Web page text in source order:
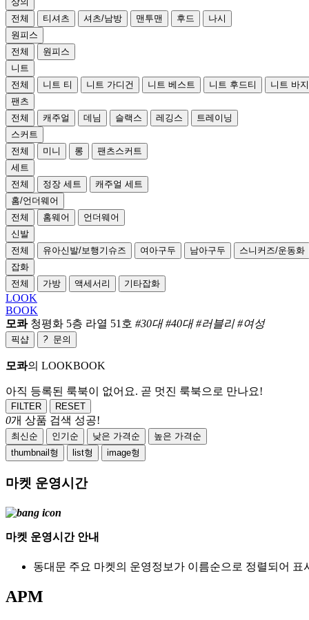
전체
티셔츠 셔츠/남방 맨투맨 후드
나시
원피스
전체
원피스
니트
전체
니트 티 니트 가디건 니트 베스트 니트 후드티
니트 바지
팬츠
전체
캐주얼 데님 슬랙스 레깅스
트레이닝
스커트
전체
미니 롱
팬츠스커트
세트
전체
정장 세트
캐주얼 세트
홈/언더웨어
전체
홈웨어
언더웨어
신발
전체
유아신발/보행기슈즈 여아구두 남아구두 스니커즈/운동화
잡화
전체
가방 액세서리 기타잡화
LOOK
BOOK
모콰 청평화 5층 라열 51호 #30대 #40대 #러블리 #여성
픽샵 ? 문의
모콰의 LOOKBOOK
아직 등록된 룩북이 없어요. 곧 멋진 룩북으로 만나요!
FILTER RESET
0개 상품 검색 성공!
최신순 인기순 낮은 가격순
높은 가격순
thumbnail형
list형 image형
마켓 운영시간
마켓 운영시간 안내
동대문 주요 마켓의 운영정보가 이름순으로 정렬되어 표
APM